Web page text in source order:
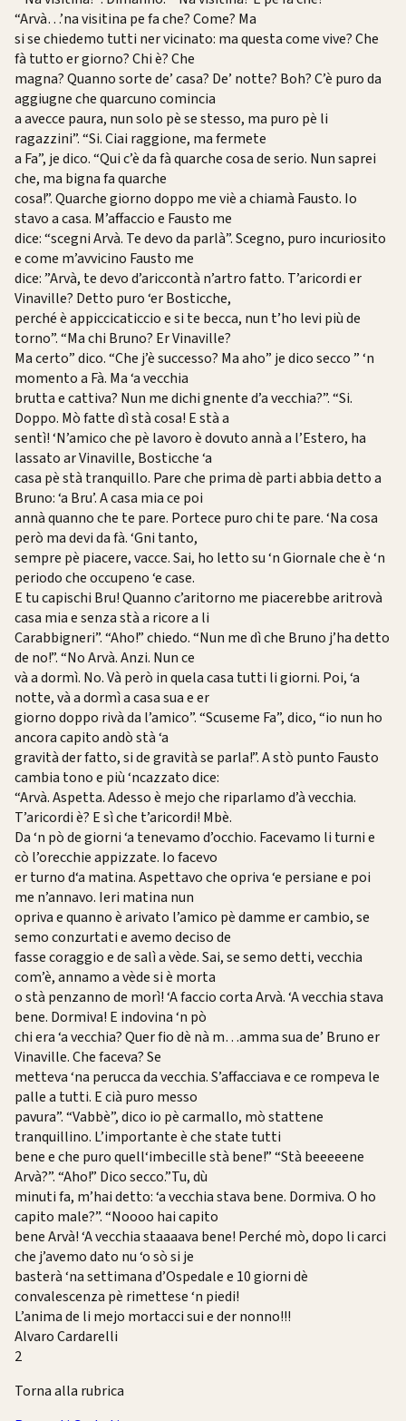
“Arvà…’na visitina pe fa che? Come? Ma
si se chiedemo tutti ner vicinato: ma questa come vive? Che
fà tutto er giorno? Chi è? Che
magna? Quanno sorte de’ casa? De’ notte? Boh? C’è puro da
aggiugne che quarcuno comincia
a avecce paura, nun solo pè se stesso, ma puro pè li
ragazzini”. “Si. Ciai raggione, ma fermete
a Fa”, je dico. “Qui c’è da fà quarche cosa de serio. Nun saprei
che, ma bigna fa quarche
cosa!”. Quarche giorno doppo me viè a chiamà Fausto. Io
stavo a casa. M’affaccio e Fausto me
dice: “scegni Arvà. Te devo da parlà”. Scegno, puro incuriosito
e come m’avvicino Fausto me
dice: ”Arvà, te devo d’ariccontà n’artro fatto. T’aricordi er
Vinaville? Detto puro ‘er Bosticche,
perché è appiccicaticcio e si te becca, nun t’ho levi più de
torno”. “Ma chi Bruno? Er Vinaville?
Ma certo” dico. “Che j’è successo? Ma aho” je dico secco ” ‘n
momento a Fà. Ma ‘a vecchia
brutta e cattiva? Nun me dichi gnente d’a vecchia?”. “Si.
Doppo. Mò fatte dì stà cosa! E stà a
sentì! ‘N’amico che pè lavoro è dovuto annà a l’Estero, ha
lassato ar Vinaville, Bosticche ‘a
casa pè stà tranquillo. Pare che prima dè parti abbia detto a
Bruno: ‘a Bru’. A casa mia ce poi
annà quanno che te pare. Portece puro chi te pare. ‘Na cosa
però ma devi da fà. ‘Gni tanto,
sempre pè piacere, vacce. Sai, ho letto su ‘n Giornale che è ‘n
periodo che occupeno ‘e case.
E tu capischi Bru! Quanno c’aritorno me piacerebbe aritrovà
casa mia e senza stà a ricore a li
Carabbigneri”. “Aho!” chiedo. “Nun me dì che Bruno j’ha detto
de no!”. “No Arvà. Anzi. Nun ce
và a dormì. No. Và però in quela casa tutti li giorni. Poi, ‘a
notte, và a dormì a casa sua e er
giorno doppo rivà da l’amico”. “Scuseme Fa”, dico, “io nun ho
ancora capito andò stà ‘a
gravità der fatto, si de gravità se parla!”. A stò punto Fausto
cambia tono e più ‘ncazzato dice:
“Arvà. Aspetta. Adesso è mejo che riparlamo d’à vecchia.
T’aricordi è? E sì che t’aricordi! Mbè.
Da ‘n pò de giorni ‘a tenevamo d’occhio. Facevamo li turni e
cò l’orecchie appizzate. Io facevo
er turno d‘a matina. Aspettavo che opriva ‘e persiane e poi
me n’annavo. Ieri matina nun
opriva e quanno è arivato l’amico pè damme er cambio, se
semo conzurtati e avemo deciso de
fasse coraggio e de salì a vède. Sai, se semo detti, vecchia
com’è, annamo a vède si è morta
o stà penzanno de morì! ‘A faccio corta Arvà. ‘A vecchia stava
bene. Dormiva! E indovina ‘n pò
chi era ‘a vecchia? Quer fio dè nà m…amma sua de’ Bruno er
Vinaville. Che faceva? Se
metteva ‘na perucca da vecchia. S’affacciava e ce rompeva le
palle a tutti. E cià puro messo
pavura”. “Vabbè”, dico io pè carmallo, mò stattene
tranquillino. L’importante è che state tutti
bene e che puro quell‘imbecille stà bene!” “Stà beeeeene
Arvà?”. “Aho!” Dico secco.”Tu, dù
minuti fa, m’hai detto: ‘a vecchia stava bene. Dormiva. O ho
capito male?”. “Noooo hai capito
bene Arvà! ‘A vecchia staaaava bene! Perché mò, dopo li carci
che j’avemo dato nu ‘o sò si je
basterà ‘na settimana d’Ospedale e 10 giorni dè
convalescenza pè rimettese ‘n piedi!
L’anima de li mejo mortacci sui e der nonno!!!
Alvaro Cardarelli
2
Torna alla rubrica